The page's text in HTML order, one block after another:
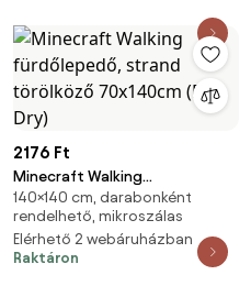
2176 Ft
Minecraft Walking
fürdőlepedő, strand törölköző
70x140cm (Fast Dry)
140×140 cm, darabonként
rendelhető, mikroszálas
Elérhető 2 webáruházban
Raktáron